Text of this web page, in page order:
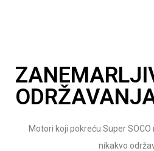
Motori koji pokreću Super
nikakvo